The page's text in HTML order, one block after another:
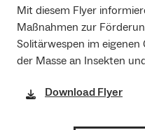
Mit diesem Flyer
Maßnahmen zur
Solitärwespen im
der Masse an Insekten
Download Flyer